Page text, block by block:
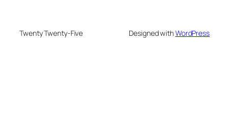
Twenty Twenty-Five Designed withWordPress